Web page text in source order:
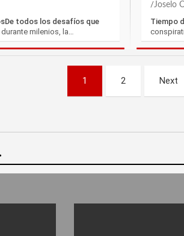
todos los desafíos que
milenios, la…
Joselo
Tiempo
1 2 Next